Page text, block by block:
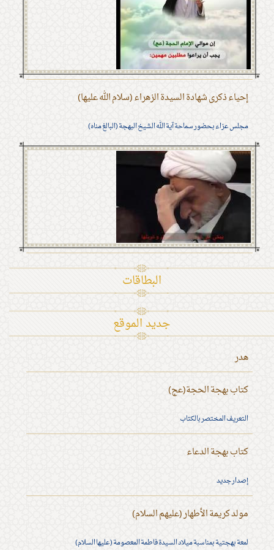
إحياء ذكرى شهادة السيدة الزهراء (سلام الله عليها)
مجلس عزاء بحضور سماحة آية الله الشيخ البهجة (البالغ مناه)
البطاقات
جديد الموقع
هدر
كتاب بهجة الحجة(عج)
التعريف المختصر بالكتاب
كتاب بهجة الدعاء
إصدار جديد
مولد كريمة الأطهار (عليهم السلام)
لمعة بهجتية بمناسبة ميلاد السيدة فاطمة المعصومة (عليها السلام)